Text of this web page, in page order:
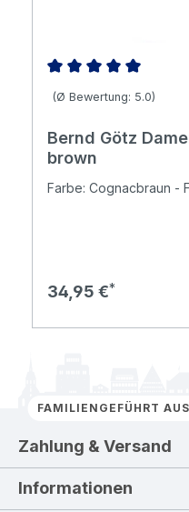
Durchschnittliche
(Ø Bewertung: 5.0)
Bernd Götz
brown
Farbe: Cognacbraun -
Regulärer Preis:
34,95 €
FAMILIENGEFÜHRT
Zahlung & Versand
Informationen